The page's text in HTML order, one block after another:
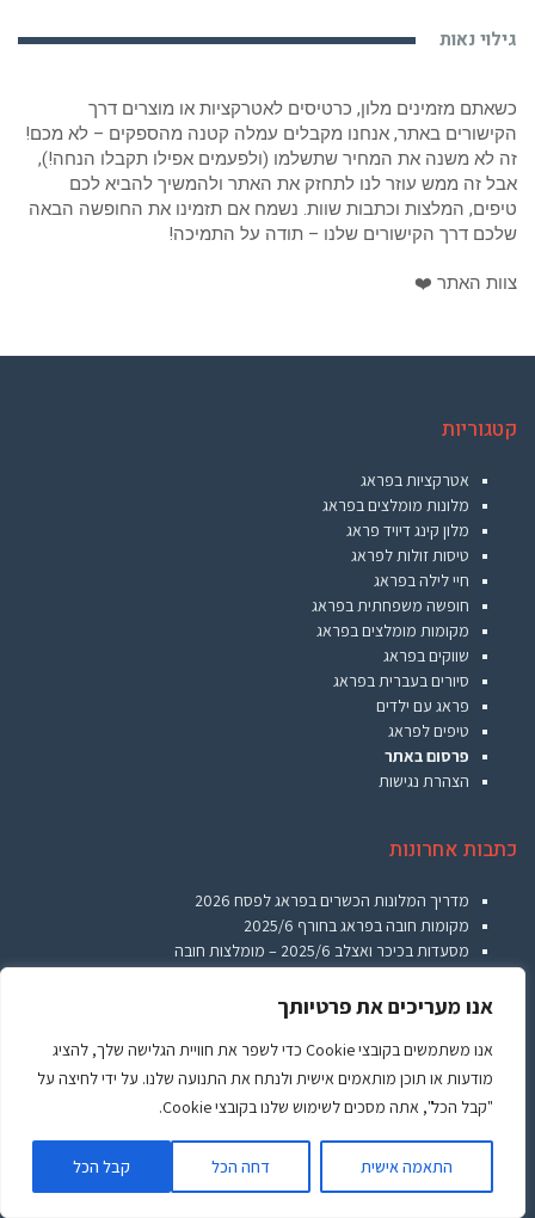
אנו מעריכים את פרטיותך
אנו משתמשים בקובצי Cookie כדי לשפר את חוויית הגלישה שלך, להציג
מודעות או תוכן מותאמים אישית ולנתח את התנועה שלנו. על ידי לחיצה על
"קבל הכל", אתה מסכים לשימוש שלנו בקובצי Cookie.
התאמה אישית דחה הכל קבל הכל
גילוי נאות
כשאתם מזמינים מלון, כרטיסים לאטרקציות או מוצרים דרך
הקישורים באתר, אנחנו מקבלים עמלה קטנה מהספקים – לא מכם!
זה לא משנה את המחיר שתשלמו (ולפעמים אפילו תקבלו הנחה!),
אבל זה ממש עוזר לנו לתחזק את האתר ולהמשיך להביא לכם
טיפים, המלצות וכתבות שוות. נשמח אם תזמינו את החופשה הבאה
שלכם דרך הקישורים שלנו – תודה על התמיכה!
צוות האתר ❤️
קטגוריות
אטרקציות בפראג
מלונות מומלצים בפראג
מלון קינג דיויד פראג
טיסות זולות לפראג
חיי לילה בפראג
חופשה משפחתית בפראג
מקומות מומלצים בפראג
שווקים בפראג
סיורים בעברית בפראג
פראג עם ילדים
טיפים לפראג
פרסום באתר
הצהרת נגישות
כתבות אחרונות
מדריך המלונות הכשרים בפראג לפסח 2026
מקומות חובה בפראג בחורף 2025/6
מסעדות בכיכר ואצלב 2025/6 – מומלצות חובה
מדריך מקיף: 10 המלונות המובילים במרכז פראג לשנת 2025
מדריך מקיף לתייר הישראלי בפראג 2025
סקירה על מלון אמבסדור פראג – Ambassador Zlata Husa
טיפים שווים לשופינג בפראג: המדריך המלא לחוויית קניות מושלמת
עוד יעדים מבוקשים